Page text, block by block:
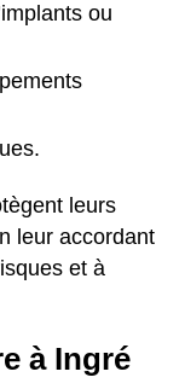
ou
leurs
leur accordant
et à
à Ingré